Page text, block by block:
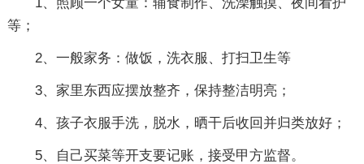
等；
2、一般家务：做饭，洗衣服、打扫卫生等
3、家里东西应摆放整齐，保持整洁明亮；
4、孩子衣服手洗，脱水，晒干后收回并归类放好；
5、自己买菜等开支要记账，接受甲方监督。